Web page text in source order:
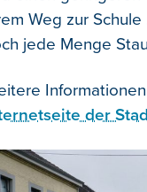
Weg zur
jede Menge
der